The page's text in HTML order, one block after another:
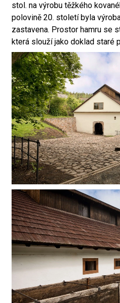
stol. na výrobu těžkého
polovině 20. století byla
zastavena. Prostor hamru se
která slouží jako doklad staré